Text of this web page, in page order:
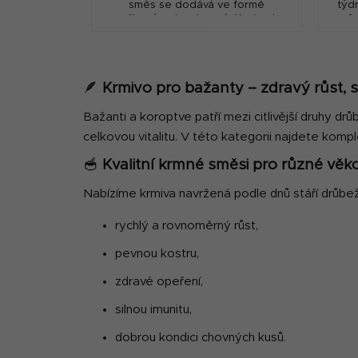
směs se dodává ve formě
mačkané nebo drcené. Krmivo je
🪶 Krmivo pro bažanty – zdravý růst,
Bažanti a koroptve patří mezi citlivější druhy
celkovou vitalitu. V této kategorii najdete
🥣 Kvalitní krmné směsi pro různé
Nabízíme krmiva navržená podle dnů stáří
rychlý a rovnoměrný růst,
pevnou kostru,
zdravé opeření,
silnou imunitu,
dobrou kondici chovných kusů.